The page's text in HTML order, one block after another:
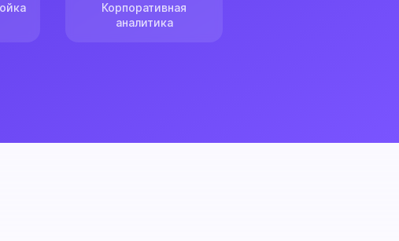
Корпоративная
аналитика